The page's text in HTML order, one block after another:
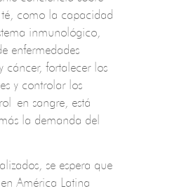
como la capacidad
inmunológico,
enfermedades
cáncer, fortalecer los
y controlar los
en sangre, está
la demanda del
se espera que
América Latina